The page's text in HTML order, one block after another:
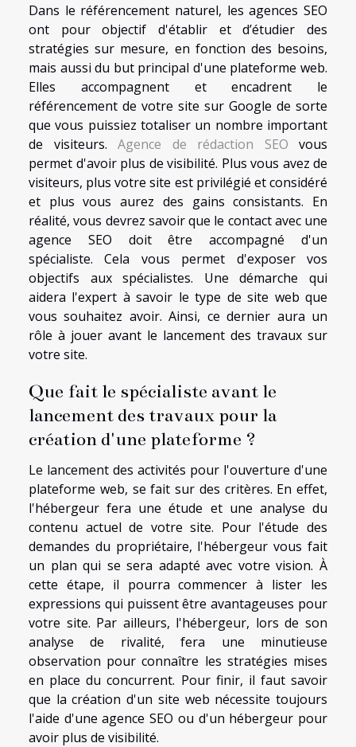
Dans le référencement naturel, les agences SEO
ont pour objectif d'établir et d’étudier des
stratégies sur mesure, en fonction des besoins,
mais aussi du but principal d'une plateforme web.
Elles accompagnent et encadrent le
référencement de votre site sur Google de sorte
que vous puissiez totaliser un nombre important
de visiteurs. Agence de rédaction SEO vous
permet d'avoir plus de visibilité. Plus vous avez de
visiteurs, plus votre site est privilégié et considéré
et plus vous aurez des gains consistants. En
réalité, vous devrez savoir que le contact avec une
agence SEO doit être accompagné d'un
spécialiste. Cela vous permet d'exposer vos
objectifs aux spécialistes. Une démarche qui
aidera l'expert à savoir le type de site web que
vous souhaitez avoir. Ainsi, ce dernier aura un
rôle à jouer avant le lancement des travaux sur
votre site.
Que fait le spécialiste avant le
lancement des travaux pour la
création d'une plateforme ?
Le lancement des activités pour l'ouverture d'une
plateforme web, se fait sur des critères. En effet,
l'hébergeur fera une étude et une analyse du
contenu actuel de votre site. Pour l'étude des
demandes du propriétaire, l'hébergeur vous fait
un plan qui se sera adapté avec votre vision. À
cette étape, il pourra commencer à lister les
expressions qui puissent être avantageuses pour
votre site. Par ailleurs, l'hébergeur, lors de son
analyse de rivalité, fera une minutieuse
observation pour connaître les stratégies mises
en place du concurrent. Pour finir, il faut savoir
que la création d'un site web nécessite toujours
l'aide d'une agence SEO ou d'un hébergeur pour
avoir plus de visibilité.